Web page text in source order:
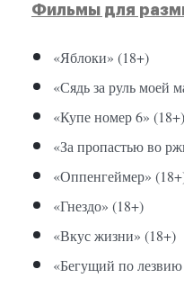
Фильмы для
«Яблоки» (18+)
«Сядь за руль моей
«Купе номер 6» (18+)
«За пропастью во
«Оппенгеймер»
«Гнездо» (18+)
«Вкус жизни» (18+)
«Бегущий по